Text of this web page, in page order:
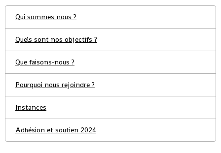
Qui sommes nous ?
Quels sont nos objectifs ?
Que faisons-nous ?
Pourquoi nous rejoindre ?
Instances
Adhésion et soutien 2024